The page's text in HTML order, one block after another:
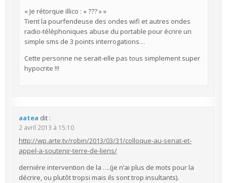
« Je rétorque illico : « ??? » »
Tient la pourfendeuse des ondes wifi et autres ondes
radio-téléphoniques abuse du portable pour écrire un
simple sms de 3 points interrogations…
Cette personne ne serait-elle pas tous simplement super
hypocrite !!!
aatea dit :
2 avril 2013 à 15:10
http://wp.arte.tv/robin/2013/03/31/colloque-au-senat-et-
appel-a-soutenir-terre-de-liens/
derniére intervention de la ….(je n’ai plus de mots pour la
décrire, ou plutôt tropsi mais ils sont trop insultants).